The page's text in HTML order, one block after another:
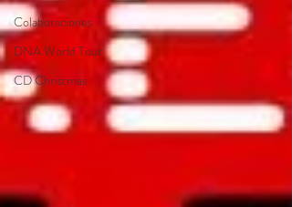
Colaboraciones
DNA World Tour
CD Christmas